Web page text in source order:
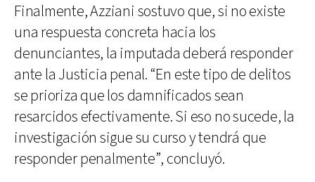
Finalmente, Azziani sostuvo que, si no existe
una respuesta concreta hacia los
denunciantes, la imputada deberá responder
ante la Justicia penal. “En este tipo de delitos
se prioriza que los damnificados sean
resarcidos efectivamente. Si eso no sucede, la
investigación sigue su curso y tendrá que
responder penalmente”, concluyó.